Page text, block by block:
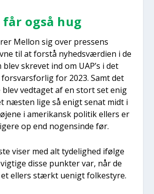
får også hug
Mel­lon sig over pres­sens
til at for­stå nyheds­vær­di­en i de
skre­vet ind om UAP’s i det
for 2023. Samt det
ved­ta­get af en stort set enig
næsten lige så enigt senat midt i
i ame­ri­kansk poli­tik ellers er
op end nogen­sin­de før.
viser med alt tyde­lig­hed iføl­ge
dis­se punk­ter var, når de
et ellers stærkt uenigt fol­ke­sty­re.